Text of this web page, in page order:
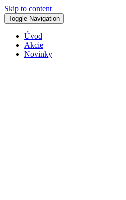
Skip to content
Toggle Navigation
Úvod
Akcie
Novinky